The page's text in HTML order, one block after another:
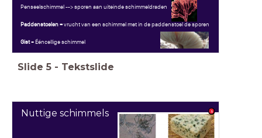
Penseelschimmel --> sporen aan uiteinde schimmeldraden
Paddenstoelen =vrucht van een schimmel met in de paddenstoel de sporen
Gist= Ééncellige schimmel
Slide 5 - Tekstslide
Nuttige schimmels 1